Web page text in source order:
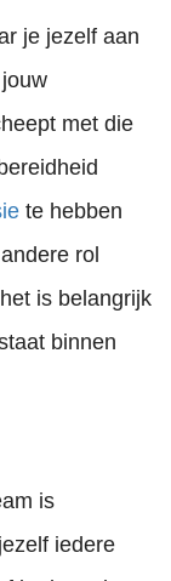
je jezelf aan
met die
te hebben
rol
is belangrijk
binnen
is
iedere